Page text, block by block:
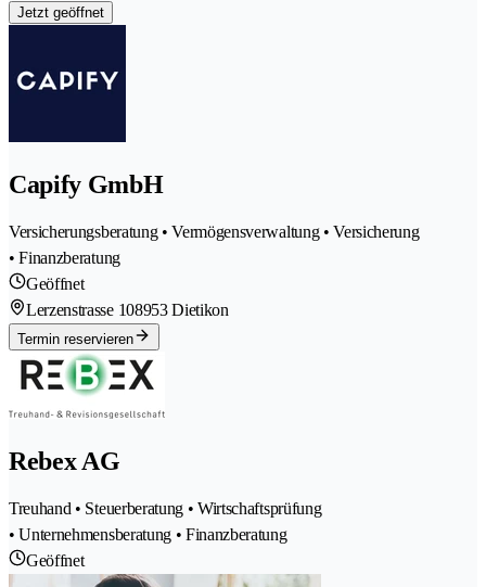
Jetzt geöffnet
Capify GmbH
Versicherungsberatung • Vermögensverwaltung • Versicherung
• Finanzberatung
Geöffnet
Lerzenstrasse 108953 Dietikon
Termin reservieren
Rebex AG
Treuhand • Steuerberatung • Wirtschaftsprüfung
• Unternehmensberatung • Finanzberatung
Geöffnet